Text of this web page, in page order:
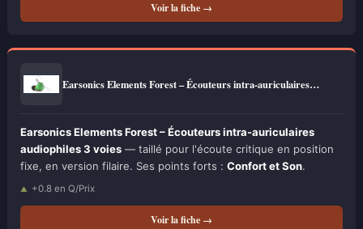
Voir la fiche →
Earsonics Elements Forest – Écouteurs intra-auriculaires…
Earsonics Elements Forest – Écouteurs intra-auriculaires
audiophiles 3 voies — taillé pour l'écoute critique en position
fixe, en version filaire. Ses points forts : Confort et Son.
+0.8 en Q/Prix
Voir la fiche →